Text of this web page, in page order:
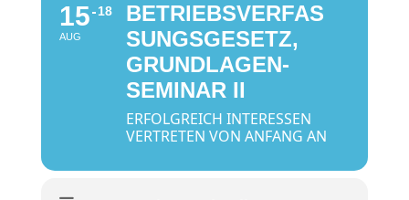
15
AUG
18
BETRIEBSVERFAS
SUNGSGESETZ,
GRUNDLAGEN-
SEMINAR II
ERFOLGREICH INTERESSEN
VERTRETEN VON ANFANG AN